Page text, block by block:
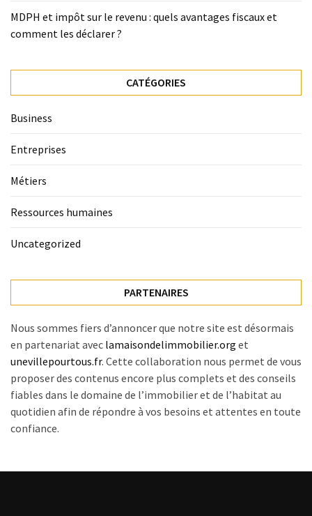
MDPH et impôt sur le revenu : quels avantages fiscaux et
comment les déclarer ?
CATÉGORIES
Business
Entreprises
Métiers
Ressources humaines
Uncategorized
PARTENAIRES
Nous sommes fiers d’annoncer que notre site est désormais
en partenariat avec lamaisondelimmobilier.org et
unevillepourtous.fr. Cette collaboration nous permet de vous
proposer des contenus encore plus complets et des conseils
fiables dans le domaine de l’immobilier et de l’habitat au
quotidien afin de répondre à vos besoins et attentes en toute
confiance.